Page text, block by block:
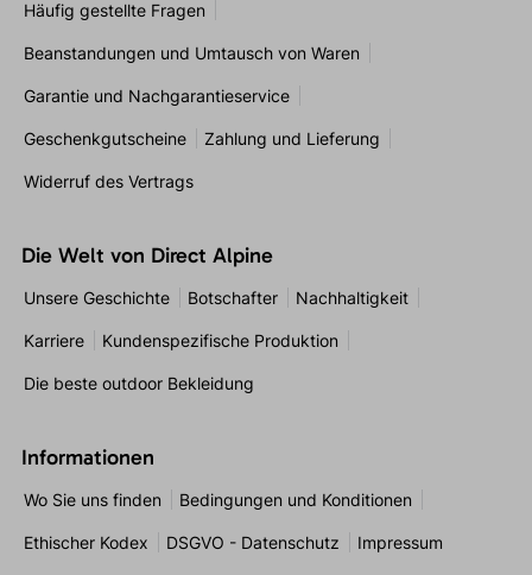
Häufig gestellte Fragen
Beanstandungen und Umtausch von Waren
Garantie und Nachgarantieservice
Geschenkgutscheine Zahlung und Lieferung
Widerruf des Vertrags
Die Welt von Direct Alpine
Unsere Geschichte Botschafter Nachhaltigkeit
Karriere Kundenspezifische Produktion
Die beste outdoor Bekleidung
Informationen
Wo Sie uns finden Bedingungen und Konditionen
Ethischer Kodex DSGVO - Datenschutz Impressum